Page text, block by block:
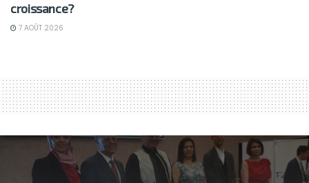
croissance?
7 AOÛT 2026